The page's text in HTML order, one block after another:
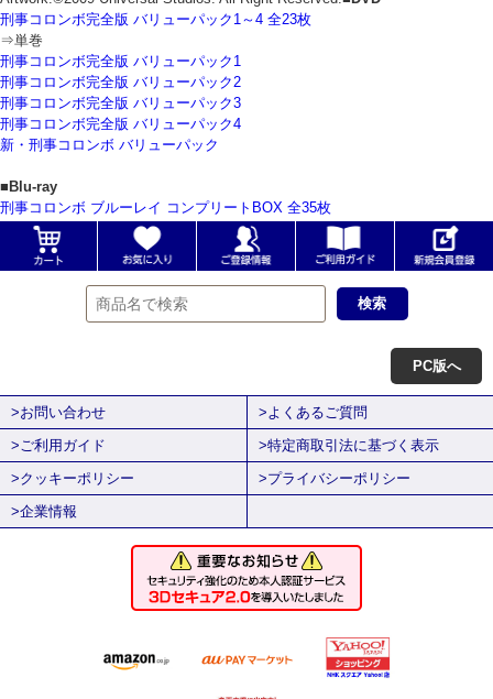
刑事コロンボ完全版 バリューパック1～4 全23枚
⇒単巻
刑事コロンボ完全版 バリューパック1
刑事コロンボ完全版 バリューパック2
刑事コロンボ完全版 バリューパック3
刑事コロンボ完全版 バリューパック4
新・刑事コロンボ バリューパック
■Blu-ray
刑事コロンボ ブルーレイ コンプリートBOX 全35枚
PC版へ
>お問い合わせ
>よくあるご質問
>ご利用ガイド
>特定商取引法に基づく表示
>クッキーポリシー
>プライバシーポリシー
>企業情報